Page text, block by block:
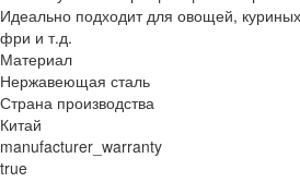
Идеально подходит для овощей,
фри и т.д.
Материал
Нержавеющая сталь
Страна производства
Китай
manufacturer_warranty
true